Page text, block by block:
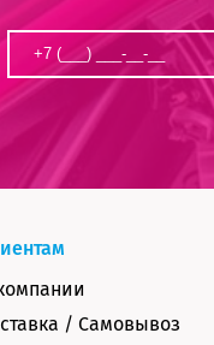
/ Самовывоз